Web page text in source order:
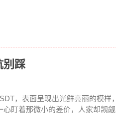
别踩
，表面呈现出光鲜亮丽的模样
心盯着那微小的差价，人家却觊